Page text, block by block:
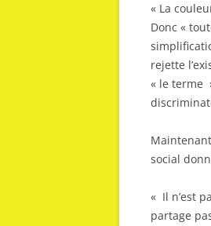
« La
Donc «
rejette
« le terme
social
« Il n’est
partage